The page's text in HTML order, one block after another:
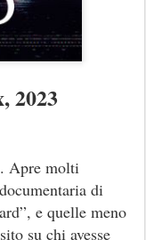
2023
Apre molti
di
e quelle meno
su chi avesse